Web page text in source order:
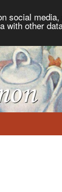
social
other